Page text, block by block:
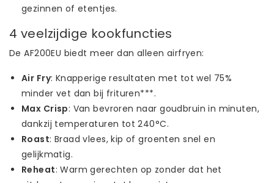
gezinnen of etentjes.
4 veelzijdige kookfuncties
De AF200EU biedt meer dan alleen airfryen:
Air Fry: Knapperige resultaten met tot wel 75%
minder vet dan bij frituren***.
Max Crisp: Van bevroren naar goudbruin in minuten,
dankzij temperaturen tot 240°C.
Roast: Braad vlees, kip of groenten snel en
gelijkmatig.
Reheat: Warm gerechten op zonder dat het